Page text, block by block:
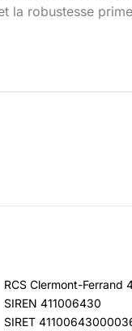
robustesse
RCS Clermont-Ferrand
SIREN 411006430
SIRET